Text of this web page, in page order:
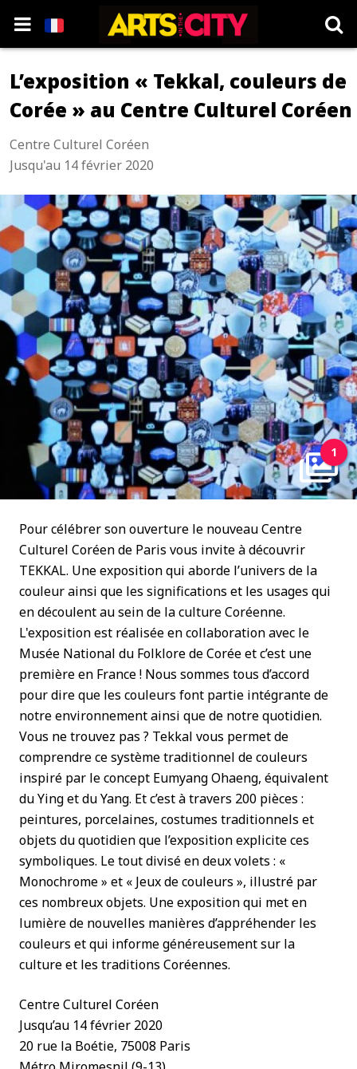
L’exposition « Tekkal, couleurs de
Corée » au Centre Culturel Coréen
Centre Culturel Coréen
Jusqu'au 14 février 2020
Exposition Tekkal - Centre Culturel Coréen de Paris " data-
kind="photo" />
1
Pour célébrer son ouverture le nouveau Centre
Culturel Coréen de Paris vous invite à découvrir
TEKKAL. Une exposition qui aborde l’univers de la
couleur ainsi que les significations et les usages qui
en découlent au sein de la culture Coréenne.
L'exposition est réalisée en collaboration avec le
Musée National du Folklore de Corée et c’est une
première en France ! Nous sommes tous d’accord
pour dire que les couleurs font partie intégrante de
notre environnement ainsi que de notre quotidien.
Vous ne trouvez pas ? Tekkal vous permet de
comprendre ce système traditionnel de couleurs
inspiré par le concept Eumyang Ohaeng, équivalent
du Ying et du Yang. Et c’est à travers 200 pièces :
peintures, porcelaines, costumes traditionnels et
objets du quotidien que l’exposition explicite ces
symboliques. Le tout divisé en deux volets : «
Monochrome » et « Jeux de couleurs », illustré par
ces nombreux objets. Une exposition qui met en
lumière de nouvelles manières d’appréhender les
couleurs et qui informe généreusement sur la
culture et les traditions Coréennes.
Centre Culturel Coréen
Jusqu’au 14 février 2020
20 rue la Boétie, 75008 Paris